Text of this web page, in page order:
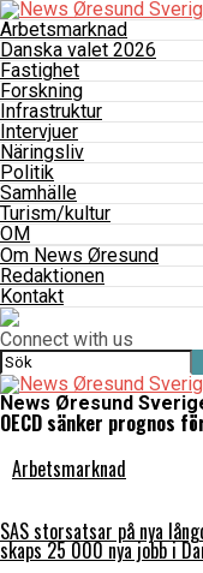
Arbetsmarknad
Danska valet 2026
Fastighet
Forskning
Infrastruktur
Intervjuer
Näringsliv
Politik
Samhälle
Turism/kultur
OM
Om News Øresund
Redaktionen
Kontakt
Connect with us
News Øresund
OECD sänker prognos
Arbetsmarknad
SAS storsatsar på nya
skaps 25 000 nya jobb i